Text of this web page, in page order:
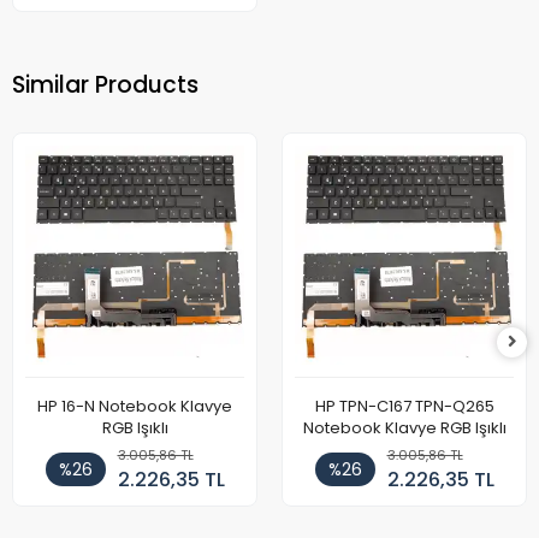
Similar Products
HP 16-N Notebook Klavye
RGB Işıklı
%26
3.005,86 TL
2.226,35 TL
HP TPN-C167 TPN-Q265
Notebook Klavye RGB Işıklı
%26
3.005,86 TL
2.226,35 TL